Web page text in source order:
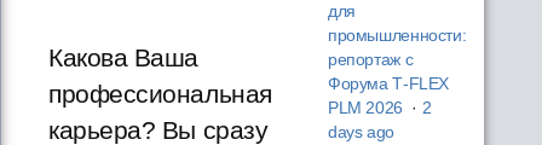
Какова Ваша
профессиональная
карьера? Вы сразу
для
промышленности:
репортаж с
Форума T‑FLEX
PLM 2026 · 2
days ago